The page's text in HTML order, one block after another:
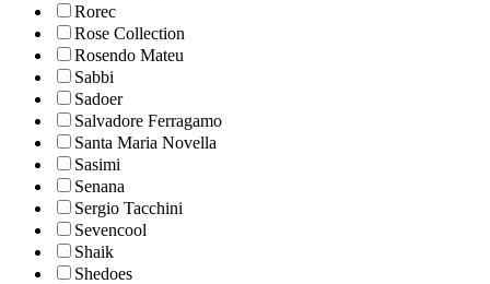
Rorec
Rose Collection
Rosendo Mateu
Sabbi
Sadoer
Salvadore Ferragamo
Santa Maria Novella
Sasimi
Senana
Sergio Tacchini
Sevencool
Shaik
Shedoes